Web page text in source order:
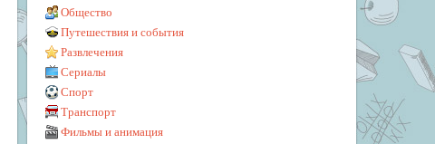
Общество
Путешествия и события
Развлечения
Сериалы
Спорт
Транспорт
Фильмы и анимация